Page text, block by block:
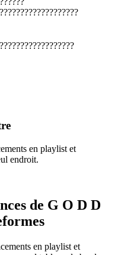
en playlist et
endroit.
de G O D D
en playlist et